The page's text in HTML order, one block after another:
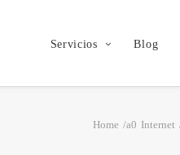
Servicios Blog
Home Internet